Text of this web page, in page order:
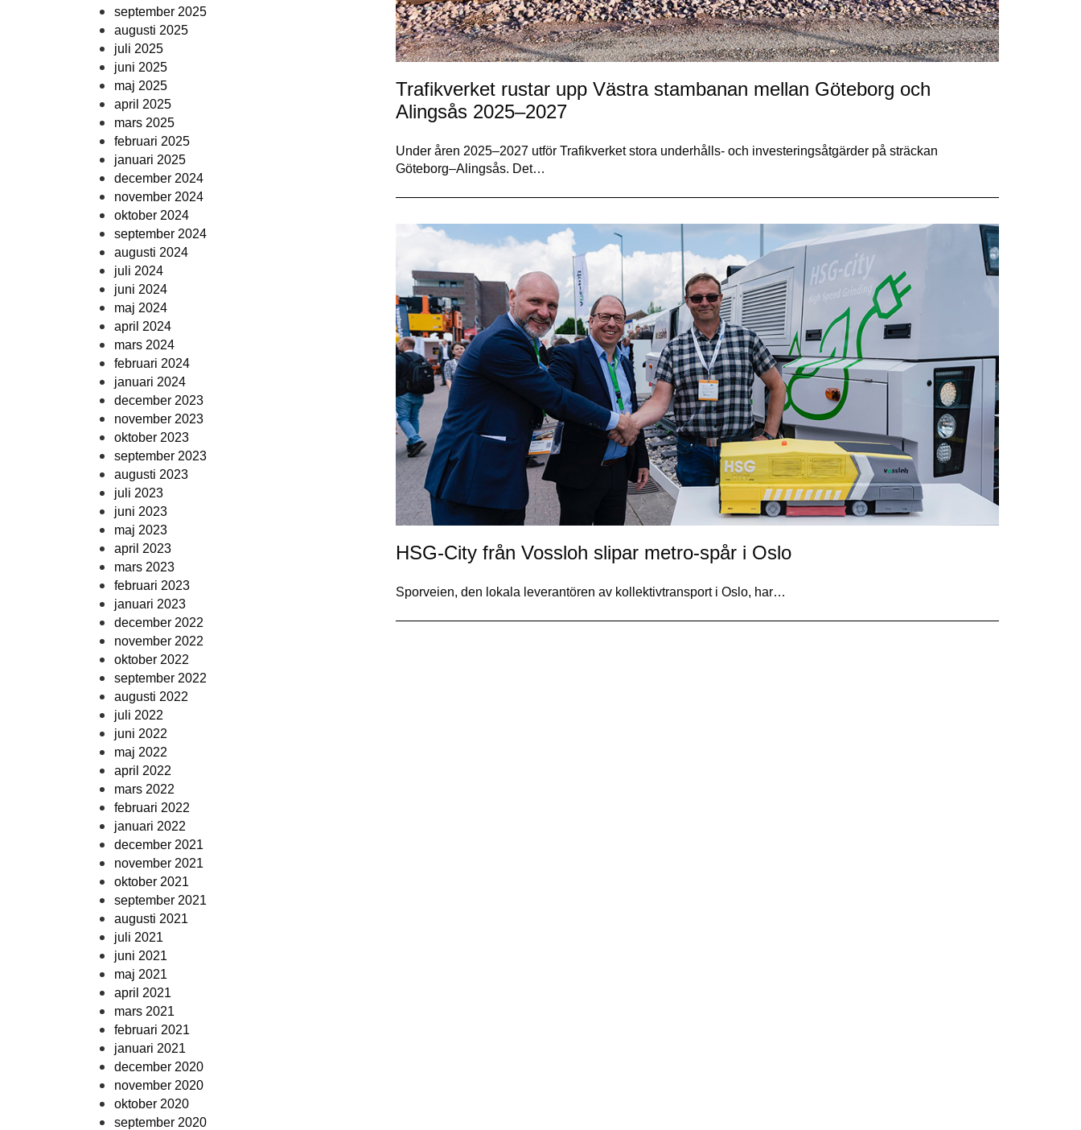
september 2025
augusti 2025
juli 2025
juni 2025
maj 2025
april 2025
mars 2025
februari 2025
januari 2025
december 2024
november 2024
oktober 2024
september 2024
augusti 2024
juli 2024
juni 2024
maj 2024
april 2024
mars 2024
februari 2024
januari 2024
december 2023
november 2023
oktober 2023
september 2023
augusti 2023
juli 2023
juni 2023
maj 2023
april 2023
mars 2023
februari 2023
januari 2023
december 2022
november 2022
oktober 2022
september 2022
augusti 2022
juli 2022
juni 2022
maj 2022
april 2022
mars 2022
februari 2022
januari 2022
december 2021
november 2021
oktober 2021
september 2021
augusti 2021
juli 2021
juni 2021
maj 2021
april 2021
mars 2021
februari 2021
januari 2021
december 2020
november 2020
oktober 2020
september 2020
Trafikverket rustar upp Västra stambanan mellan Göteborg och
Alingsås 2025–2027
Under åren 2025–2027 utför Trafikverket stora underhålls- och investeringsåtgärder på sträckan
Göteborg–Alingsås. Det…
HSG-City från Vossloh slipar metro-spår i Oslo
Sporveien, den lokala leverantören av kollektivtransport i Oslo, har…